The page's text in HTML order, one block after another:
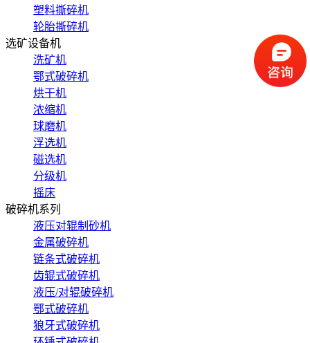
塑料撕碎机
轮胎撕碎机
选矿设备机
洗矿机
鄂式破碎机
烘干机
浓缩机
球磨机
浮选机
磁选机
分级机
摇床
破碎机系列
液压对辊制砂机
金属破碎机
链条式破碎机
齿辊式破碎机
液压/对辊破碎机
鄂式破碎机
狼牙式破碎机